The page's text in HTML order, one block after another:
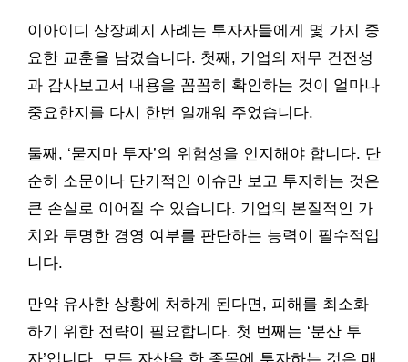
이아이디 상장폐지 사례는 투자자들에게 몇 가지 중
요한 교훈을 남겼습니다. 첫째, 기업의 재무 건전성
과 감사보고서 내용을 꼼꼼히 확인하는 것이 얼마나
중요한지를 다시 한번 일깨워 주었습니다.
둘째, ‘묻지마 투자’의 위험성을 인지해야 합니다. 단
순히 소문이나 단기적인 이슈만 보고 투자하는 것은
큰 손실로 이어질 수 있습니다. 기업의 본질적인 가
치와 투명한 경영 여부를 판단하는 능력이 필수적입
니다.
만약 유사한 상황에 처하게 된다면, 피해를 최소화
하기 위한 전략이 필요합니다. 첫 번째는 ‘분산 투